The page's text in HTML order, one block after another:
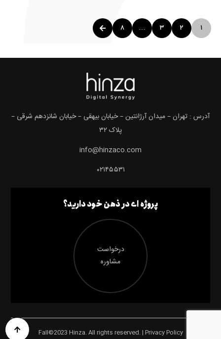
1
2
3
…
8
آدرس : تهران – میدان آرژانتین – خیابان بیهقی – خیابان شانزدهم شرقی –
پلاک ۳۲
info@hinzaco.com
۰۲۱۴۵۵۳۱
پروژه ای در ذهن خود دارید؟
درخواست
مشاوره
Fall©2023 Hinza. All rights reserved. | Privacy Policy